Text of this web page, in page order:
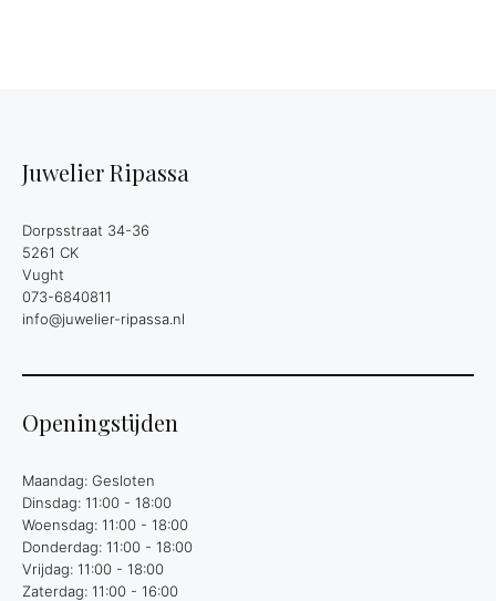
Juwelier Ripassa
Dorpsstraat 34-36
5261 CK
Vught
073-6840811
info@juwelier-ripassa.nl
Openingstijden
Maandag: Gesloten
Dinsdag: 11:00 - 18:00
Woensdag: 11:00 - 18:00
Donderdag: 11:00 - 18:00
Vrijdag: 11:00 - 18:00
Zaterdag: 11:00 - 16:00